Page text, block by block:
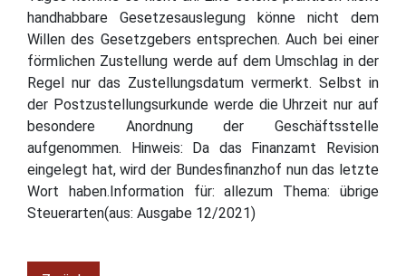
handhabbare Gesetzesauslegung könne nicht dem
Willen des Gesetzgebers entsprechen. Auch bei einer
förmlichen Zustellung werde auf dem Umschlag in der
Regel nur das Zustellungsdatum vermerkt. Selbst in
der Postzustellungsurkunde werde die Uhrzeit nur auf
besondere Anordnung der Geschäftsstelle
aufgenommen. Hinweis: Da das Finanzamt Revision
eingelegt hat, wird der Bundesfinanzhof nun das letzte
Wort haben.Information für: allezum Thema: übrige
Steuerarten(aus: Ausgabe 12/2021)